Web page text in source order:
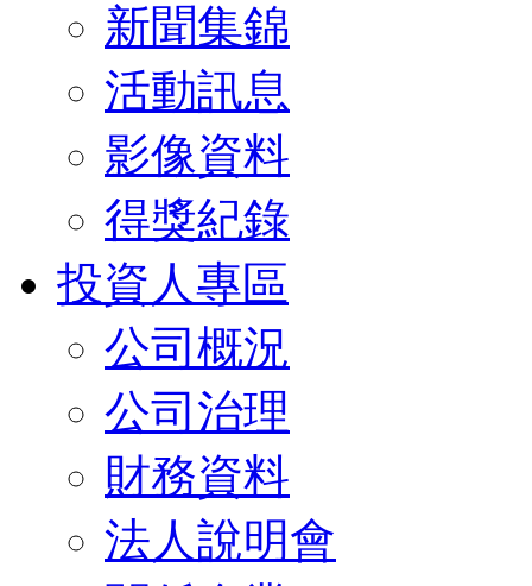
新聞集錦
活動訊息
影像資料
得獎紀錄
投資人專區
公司概況
公司治理
財務資料
法人說明會